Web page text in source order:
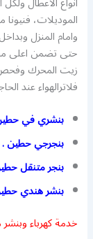
وامام المنزل
حتى تضمن اعلى
زيت المحرك وفحص
فلاترالهواء عند
بنشري في
بنجرجي حطين .
بنجر متنقل
بنشر هندي
خدمة كهرباء